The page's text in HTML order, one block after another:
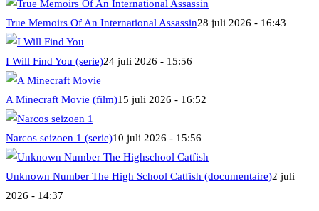
True Memoirs Of An International Assassin28 juli 2026 - 16:43
I Will Find You (serie)24 juli 2026 - 15:56
A Minecraft Movie (film)15 juli 2026 - 16:52
Narcos seizoen 1 (serie)10 juli 2026 - 15:56
Unknown Number The High School Catfish (documentaire)2 juli
2026 - 14:37